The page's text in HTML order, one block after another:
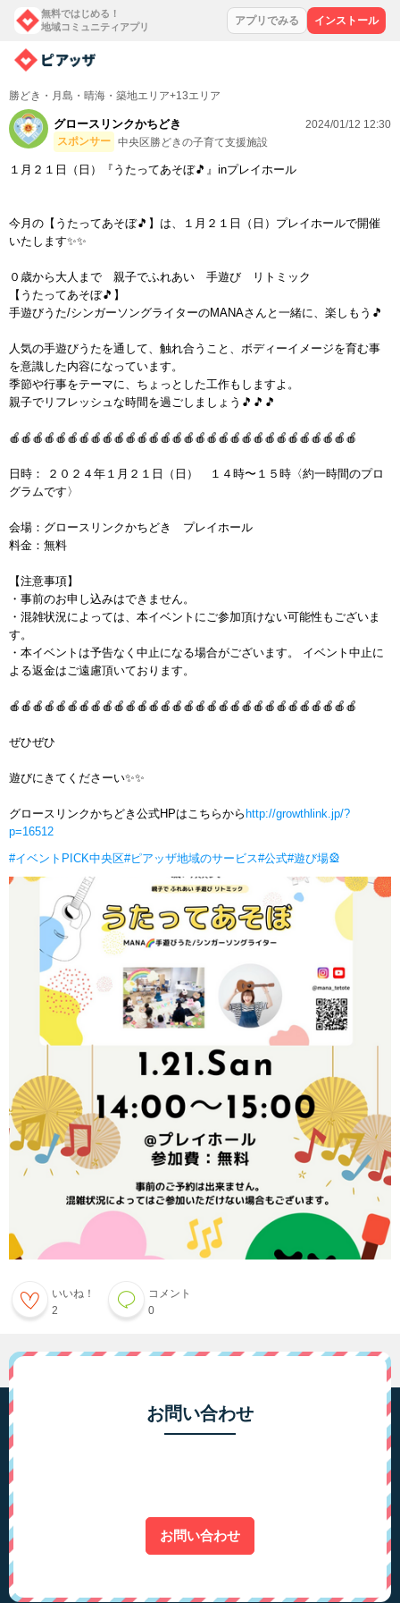
無料ではじめる！
地域コミュニティアプリ
アプリでみる インストール
勝どき・月島・晴海・築地エリア+13エリア
グロースリンクかちどき
スポンサー 中央区勝どきの子育て支援施設
2024/01/12 12:30
１月２１日（日）『うたってあそぼ🎵』inプレイホール
今月の【うたってあそぼ🎵】は、１月２１日（日）プレイホールで開催
いたします✨✨
０歳から大人まで 親子でふれあい 手遊び リトミック
【うたってあそぼ🎵】
手遊びうた/シンガーソングライターのMANAさんと一緒に、楽しもう🎵
人気の手遊びうたを通して、触れ合うこと、ボディーイメージを育む事
を意識した内容になっています。
季節や行事をテーマに、ちょっとした工作もしますよ。
親子でリフレッシュな時間を過ごしましょう🎵🎵🎵
🍎🍎🍎🍎🍎🍎🍎🍎🍎🍎🍎🍎🍎🍎🍎🍎🍎🍎🍎🍎🍎🍎🍎🍎🍎🍎🍎🍎🍎🍎
日時： ２０２４年１月２１日（日） １４時〜１５時〈約一時間のプロ
グラムです〉
会場：グロースリンクかちどき プレイホール
料金：無料
【注意事項】
・事前のお申し込みはできません。
・混雑状況によっては、本イベントにご参加頂けない可能性もございま
す。
・本イベントは予告なく中止になる場合がございます。 イベント中止に
よる返金はご遠慮頂いております。
🍎🍎🍎🍎🍎🍎🍎🍎🍎🍎🍎🍎🍎🍎🍎🍎🍎🍎🍎🍎🍎🍎🍎🍎🍎🍎🍎🍎🍎🍎
ぜひぜひ
遊びにきてくださーい✨✨
グロースリンクかちどき公式HPはこちらから http://growthlink.jp/?
p=16512
#イベントPICK中央区#ピアッザ地域のサービス#公式#遊び場🎡
いいね！
2
コメント
0
お問い合わせ
お問い合わせ